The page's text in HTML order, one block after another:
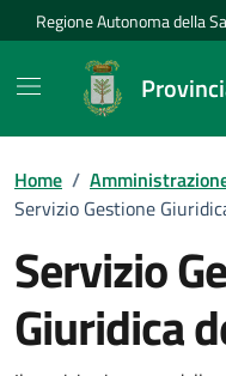
Vai ai contenuti
Vai al Footer
Regione Autonoma della
Home /
Servizio Gestione
Servizio
Giuridica